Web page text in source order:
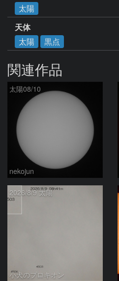
太陽
天体
太陽
黒点
関連作品
太陽08/10
nekojun
2026/8/9 太陽
小犬のプロキオン